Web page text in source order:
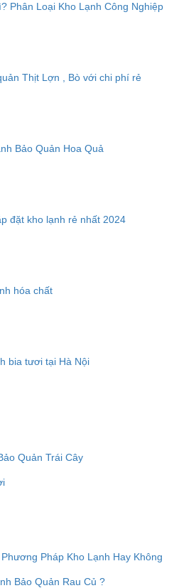
Phân Loại Kho Lạnh Công Nghiệp
Thịt Lợn , Bò với chi phí rẻ
Bảo Quản Hoa Quả
đặt kho lạnh rẻ nhất 2024
hóa chất
bia tươi tại Hà Nội
Quản Trái Cây
Pháp Kho Lạnh Hay Không
Bảo Quản Rau Củ ?